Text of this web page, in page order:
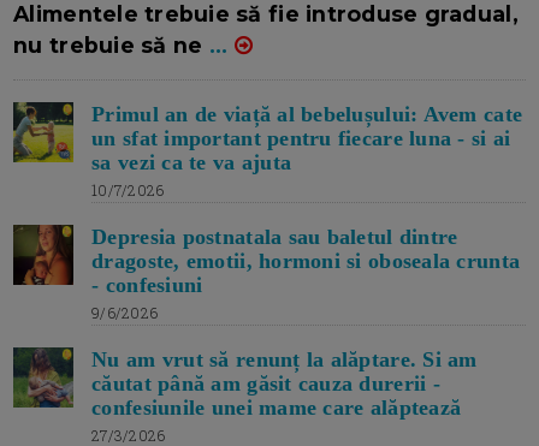
Alimentele trebuie să fie introduse gradual,
nu trebuie să ne ...
Primul an de viață al bebelușului: Avem cate
un sfat important pentru fiecare luna - si ai
sa vezi ca te va ajuta
10/7/2026
Depresia postnatala sau baletul dintre
dragoste, emotii, hormoni si oboseala crunta
- confesiuni
9/6/2026
Nu am vrut să renunț la alăptare. Si am
căutat până am găsit cauza durerii -
confesiunile unei mame care alăptează
27/3/2026